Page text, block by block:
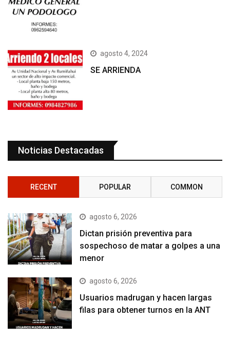
agosto 4, 2024
SE ARRIENDA
Noticias Destacadas
RECENT POPULAR COMMON
agosto 6, 2026
Dictan prisión preventiva para
sospechoso de matar a golpes a una
menor
agosto 6, 2026
Usuarios madrugan y hacen largas
filas para obtener turnos en la ANT